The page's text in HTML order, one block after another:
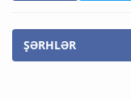
ŞƏRHLƏR